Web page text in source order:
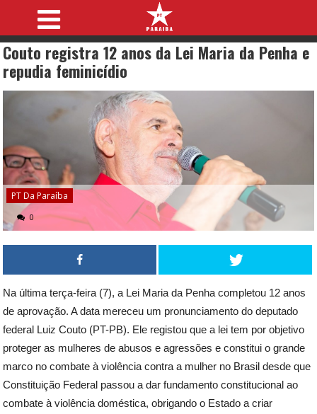
Couto registra 12 anos da Lei Maria da Penha e
repudia feminicídio
PT Da Paraíba
0
Na última terça-feira (7), a Lei Maria da Penha completou 12 anos
de aprovação. A data mereceu um pronunciamento do deputado
federal Luiz Couto (PT-PB). Ele registou que a lei tem por objetivo
proteger as mulheres de abusos e agressões e constitui o grande
marco no combate à violência contra a mulher no Brasil desde que
Constituição Federal passou a dar fundamento constitucional ao
combate à violência doméstica, obrigando o Estado a criar